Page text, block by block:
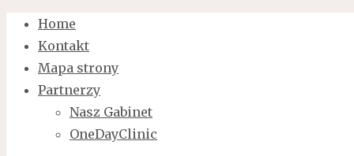
Home
Kontakt
Mapa strony
Partnerzy
Nasz Gabinet
OneDayClinic